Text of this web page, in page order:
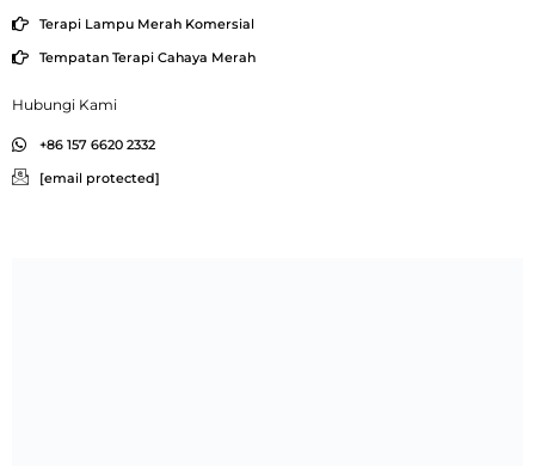
Terapi Lampu Merah Komersial
Tempatan Terapi Cahaya Merah
Hubungi Kami
+86 157 6620 2332
[email protected]